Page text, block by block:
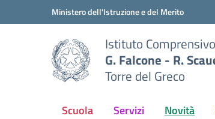
Vai ai contenuti
Vai al menu di navigazioneMinistero dell'Istruzione e del Merito
Istituto Comprensivo
G. Falcone - R.
Torre del Greco
Scuola Servizi Novità